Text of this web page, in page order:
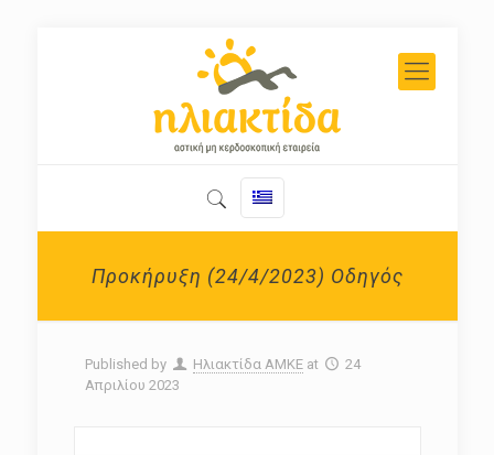
Προκήρυξη (24/4/2023) Οδηγός
Published by Ηλιακτίδα ΑΜΚΕ at
24
Απριλίου 2023